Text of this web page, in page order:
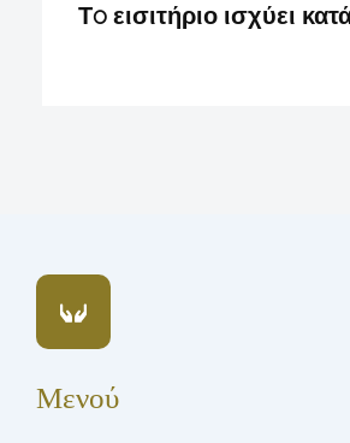
Τo εισιτήριο ισχύει
Μενού